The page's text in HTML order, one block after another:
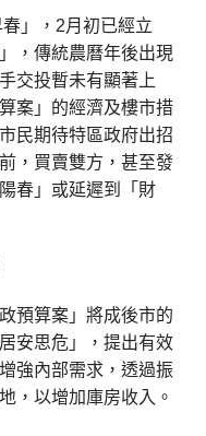
」，2月初已經立
，傳統農曆年後出現
交投暫未有顯著上
案」的經濟及樓市措
民期待特區政府出招
，買賣雙方，甚至發
春」或延遲到「財
預算案」將成後市的
安思危」，提出有效
強內部需求，透過振
，以增加庫房收入。